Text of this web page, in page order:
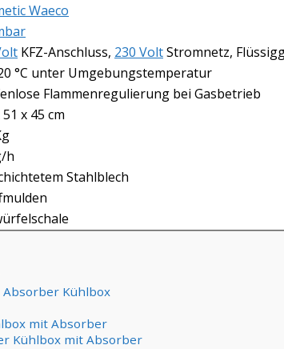
Waeco
KFZ-Anschluss, 230 VoltStromnetz,
°C unter Umgebungstemperatur
Flammenregulierung bei Gasbetrieb
x 45 cm
h
Stahlblech
Kühlbox
mit Absorber
Kühlbox mit Absorber